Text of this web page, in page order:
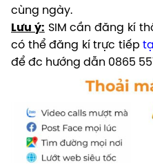
cùng ngày.
Lưu ý: SIM cần đăng kí
có thể đăng kí trực tiếp
để đc hướng dẫn 0865